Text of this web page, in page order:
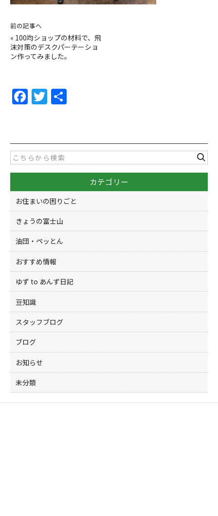
前の記事へ
« 100均ショップの材料で、飛
沫対策のデスクパーテーショ
ン作ってみました。
F
a
e
b
o
o
k
T
w
er
カテゴリー
お住まいの困りごと
きょうの富士山
油団・ペッとん
おすすめ情報
ゆず to あんず日記
豆知識
スタッフブログ
ブログ
お知らせ
未分類